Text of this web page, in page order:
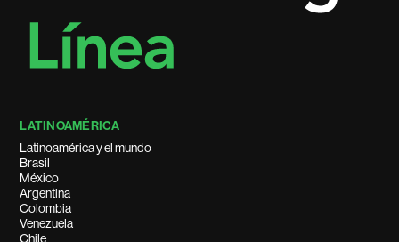
LATINOAMÉRICA
Latinoamérica y el mundo
Brasil
México
Argentina
Colombia
Venezuela
Chile